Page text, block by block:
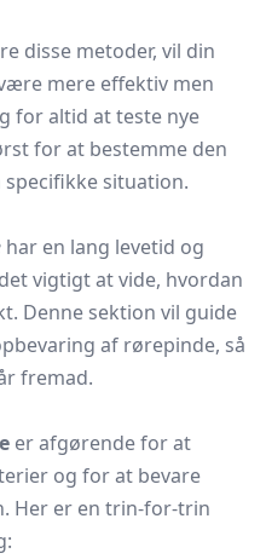
disse metoder, vil din
mere effektiv men
for altid at teste nye
for at bestemme den
situation.
har en lang levetid og
vigtigt at vide, hvordan
Denne sektion vil guide
af rørepinde, så
fremad.
er afgørende for at
og for at bevare
Her er en trin-for-trin